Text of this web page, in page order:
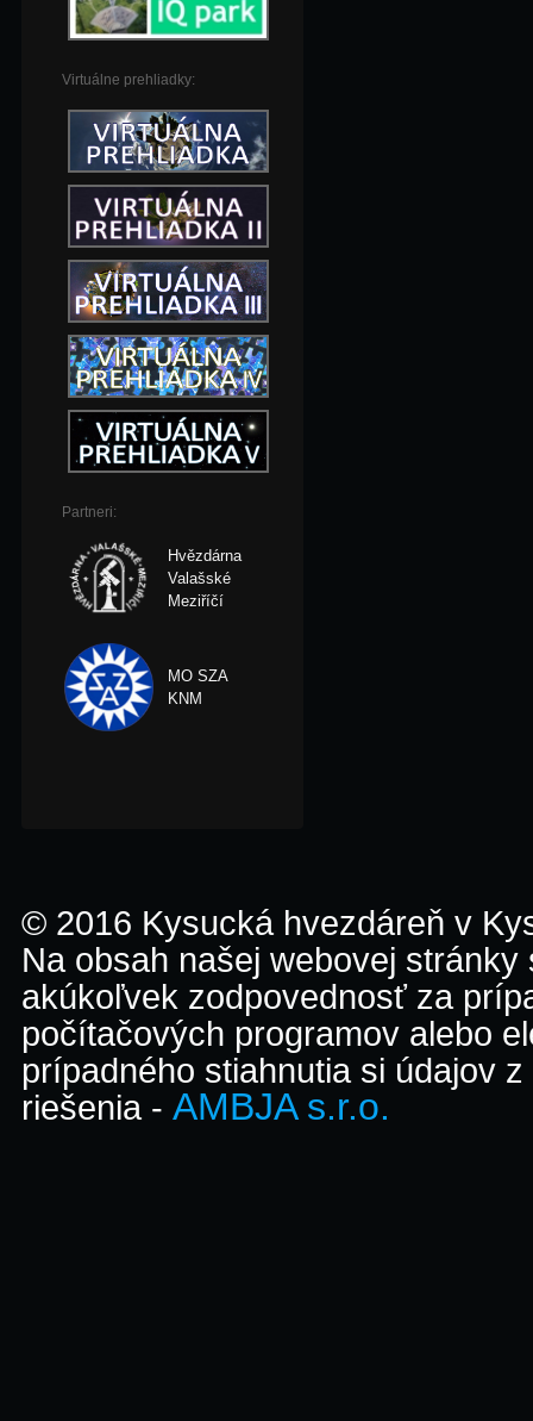
Virtuálne prehliadky:
Partneri:
Hvězdárna
Valašské
Meziříčí
MO SZA
KNM
© 2016 Kysucká hvezdáreň v
Na obsah našej webovej
akúkoľvek zodpovednosť za
počítačových programov alebo
prípadného stiahnutia si údajov
riešenia - AMBJA s.r.o.